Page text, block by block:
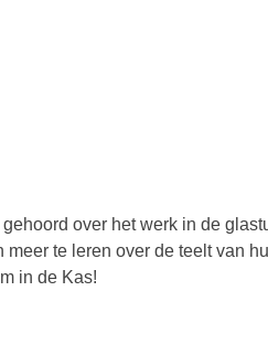
over het werk in de
te leren over de teelt van
in de Kas!